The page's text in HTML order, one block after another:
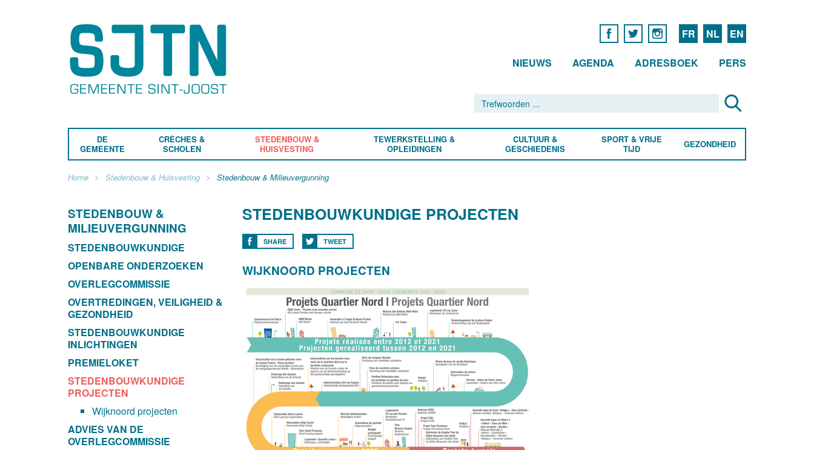
FR NL EN
NIEUWS AGENDA ADRESBOEK PERS
DE
GEMEENTE
CRÈCHES &
SCHOLEN
STEDENBOUW &
HUISVESTING
TEWERKSTELLING &
OPLEIDINGEN
CULTUUR &
GESCHIEDENIS
SPORT & VRIJE
TIJD
GEZONDHEID
Home Stedenbouw & Huisvesting Stedenbouw & Milieuvergunning
STEDENBOUW &
MILIEUVERGUNNING
STEDENBOUWKUNDIGE
OPENBARE ONDERZOEKEN
OVERLEGCOMMISSIE
OVERTREDINGEN, VEILIGHEID &
GEZONDHEID
STEDENBOUWKUNDIGE
INLICHTINGEN
PREMIELOKET
STEDENBOUWKUNDIGE
PROJECTEN
Wijknoord projecten
ADVIES VAN DE
OVERLEGCOMMISSIE
STEDENBOUWKUNDIGE PROJECTEN
SHARE TWEET
WIJKNOORD PROJECTEN